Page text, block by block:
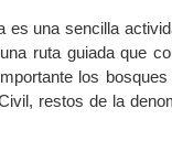
es una sencilla
ruta guiada que
los
restos de la